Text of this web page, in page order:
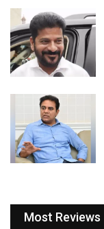
Most Reviews